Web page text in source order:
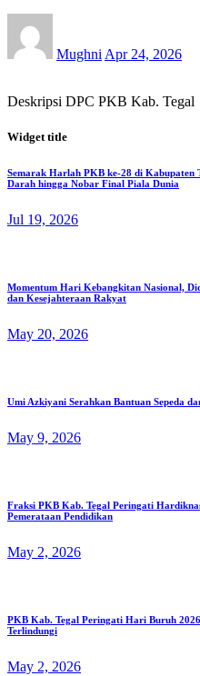
Mughni Apr 24, 2026
Deskripsi DPC PKB Kab. Tegal
Widget title
Semarak Harlah PKB ke-28 di Kabupaten
Darah hingga Nobar Final Piala Dunia
Jul 19, 2026
Momentum Hari Kebangkitan Nasional,
dan Kesejahteraan Rakyat
May 20, 2026
Umi Azkiyani Serahkan Bantuan Sepeda
May 9, 2026
Fraksi PKB Kab. Tegal Peringati
Pemerataan Pendidikan
May 2, 2026
PKB Kab. Tegal Peringati Hari Buruh
Terlindungi
May 2, 2026